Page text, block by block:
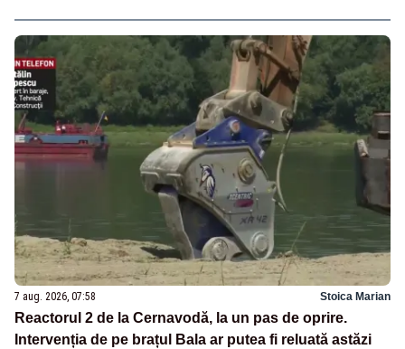
7 aug. 2026, 07:58 Stoica Marian
Reactorul 2 de la Cernavodă, la un pas de oprire.
Intervenția de pe brațul Bala ar putea fi reluată astăzi